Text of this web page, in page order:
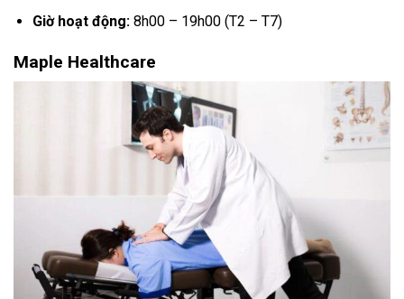
Giờ hoạt động: 8h00 – 19h00 (T2 – T7)
Maple Healthcare